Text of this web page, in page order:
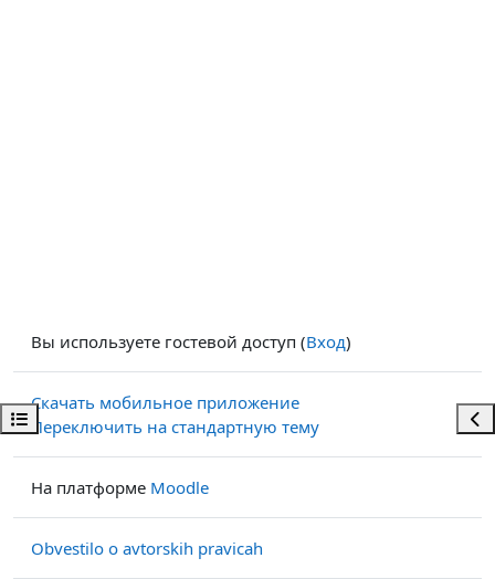
Открыть оглавление курса
Вы используете гостевой доступ (Вход)
Скачать мобильное приложение
Переключить на стандартную тему
На платформе Moodle
Obvestilo o avtorskih pravicah